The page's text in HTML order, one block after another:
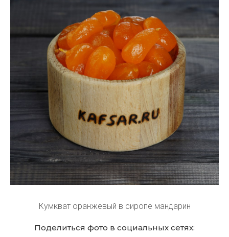
Кумкват оранжевый в сиропе мандарин
Поделиться фото в социальных сетях: